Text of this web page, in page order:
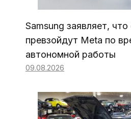
Samsung заявляет,
превзойдут Meta по
автономной работы
09.08.2026